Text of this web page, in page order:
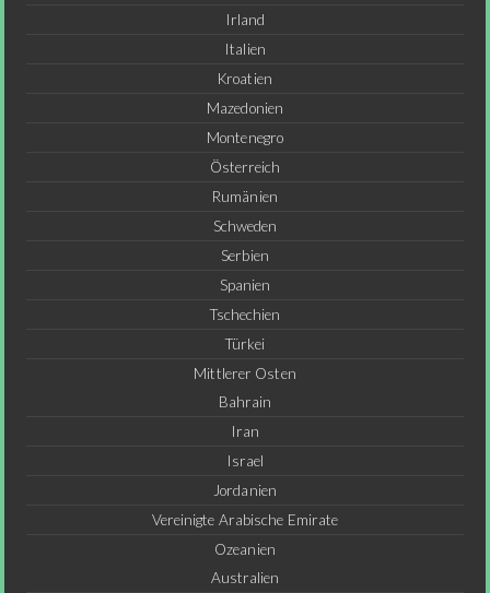
Irland
Italien
Kroatien
Mazedonien
Montenegro
Österreich
Rumänien
Schweden
Serbien
Spanien
Tschechien
Türkei
Mittlerer Osten
Bahrain
Iran
Israel
Jordanien
Vereinigte Arabische Emirate
Ozeanien
Australien